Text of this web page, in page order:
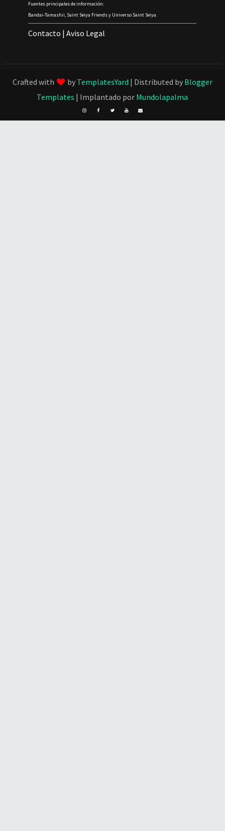
Fuentes principales de información:
Bandai-Tamashii, Saint Seiya Friends y Universo Saint Seiya.
Contacto |Aviso Legal
Crafted with by TemplatesYard | Distributed by Blogger
Templates | Implantado por Mundolapalma